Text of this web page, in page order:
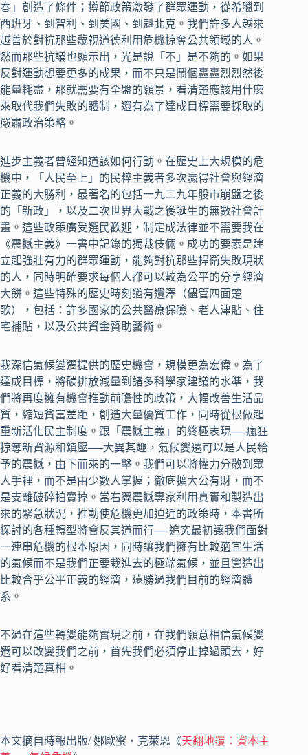
春」創造了條件；撙節政策激發了群眾運動，從希臘到
西班牙、到智利、到美國、到魁北克。我們許多人越來
越善於對抗那些蔑視道德利用危機掠奪公共領域的人。
然而那些抗議也顯示出，光是說「不」是不夠的。如果
反對運動想要更多的成果，而不只是鬧個轟轟烈烈然後
能量耗盡，那就需要有全盤的願景，看清楚應該用什麼
來取代我們失敗的體制，還有為了達成目標需要採取的
嚴肅政治策略。
進步主義者曾經知道該如何行動。在歷史上大規模的危
機中，「人民至上」的民粹主義者多次贏得社會與經濟
正義的大勝利，最著名的包括一九二九年股市崩盤之後
的「新政」，以及二次世界大戰之後誕生的無數社會計
畫。這些政策廣受選民歡迎，制定成法律並不需要我在
《震撼主義》一書中記錄的獨裁伎倆。成功的要素是建
立起強壯有力的群眾運動，能夠對抗那些捍衛失敗現狀
的人，同時明確要求每個人都可以較為公平的分享經濟
大餅。這些特殊的歷史時刻猶有遺澤（儘管四面楚
歌），包括：許多國家的公共醫療保險、老人津貼、住
宅補貼，以及公共資金贊助藝術。
我深信氣候變遷提供的歷史機會，規模更為宏偉。為了
達成目標，將碳排放減量到諸多科學家建議的水準，我
們將再度擁有機會推動前瞻性的政策，大幅改善生活品
質，縮短貧富差距，創造大量優質工作，同時從根做起
重新活化民主制度。跟「震撼主義」的終極表現──瘋狂
掠奪新資源和鎮壓──大異其趣，氣候變遷可以是人民給
予的震撼，由下而來的一擊。我們可以將權力分散到眾
人手裡，而不是由少數人掌握；徹底擴大公有財，而不
是支離破碎拍賣掉。當右翼震撼專家利用真實和製造出
來的緊急狀況，推動使危機更加迫近的政策時，本書所
探討的各種轉型將會反其道而行──追究最初讓我們面對
一連串危機的根本原因，同時讓我們擁有比較適宜生活
的氣候而不是我們正要栽進去的極端氣候，並且營造出
比較合乎公平正義的經濟，遠勝過我們目前的經濟體
系。
不過在這些轉變能夠實現之前，在我們願意相信氣候變
遷可以改變我們之前，首先我們必須停止掉過頭去，好
好看清楚真相。
本文摘自時報出版/ 娜歐蜜‧克萊恩《天翻地覆：資本主